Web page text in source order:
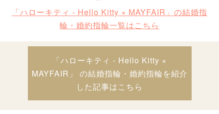
「ハローキティ - Hello Kitty × MAYFAIR」の結婚指
輪・婚約指輪一覧はこちら
「ハローキティ - Hello Kitty ×
MAYFAIR」 の結婚指輪・婚約指輪を紹介
した記事はこちら